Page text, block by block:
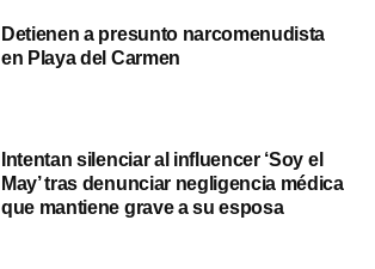
Detienen a presunto narcomenudista
en Playa del Carmen
Intentan silenciar al influencer ‘Soy el
May’ tras denunciar negligencia médica
que mantiene grave a su esposa